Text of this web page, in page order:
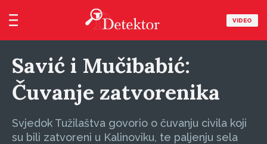
VIDEO
Savić i Mučibabić:
Čuvanje zatvorenika
Svjedok Tužilaštva govorio o čuvanju civila koji
su bili zatvoreni u Kalinoviku, te paljenju sela